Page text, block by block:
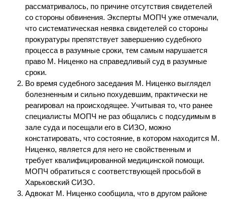
рассматривалось, по причине отсутствия свидетелей
со стороны обвинения. Эксперты МОПЧ уже отмечали,
что систематическая неявка свидетелей со стороны
прокуратуры препятствует завершению судебного
процесса в разумные сроки, тем самым нарушается
право М. Ниценко на справедливый суд в разумные
сроки.
Во время судебного заседания М. Ниценко выглядел
болезненным и сильно похудевшим, практически не
реагировал на происходящее. Учитывая то, что ранее
специалисты МОПЧ не раз общались с подсудимым в
зале суда и посещали его в СИЗО, можно
констатировать, что состояние, в котором находится М.
Ниценко, является для него не свойственным и
требует квалифицированной медицинской помощи.
МОПЧ обратиться с соответствующей просьбой в
Харьковский СИЗО.
Адвокат М. Ниценко сообщила, что в другом районе